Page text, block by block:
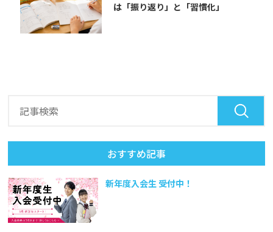
は「振り返り」と「習慣化」
おすすめ記事
新年度入会生 受付中！